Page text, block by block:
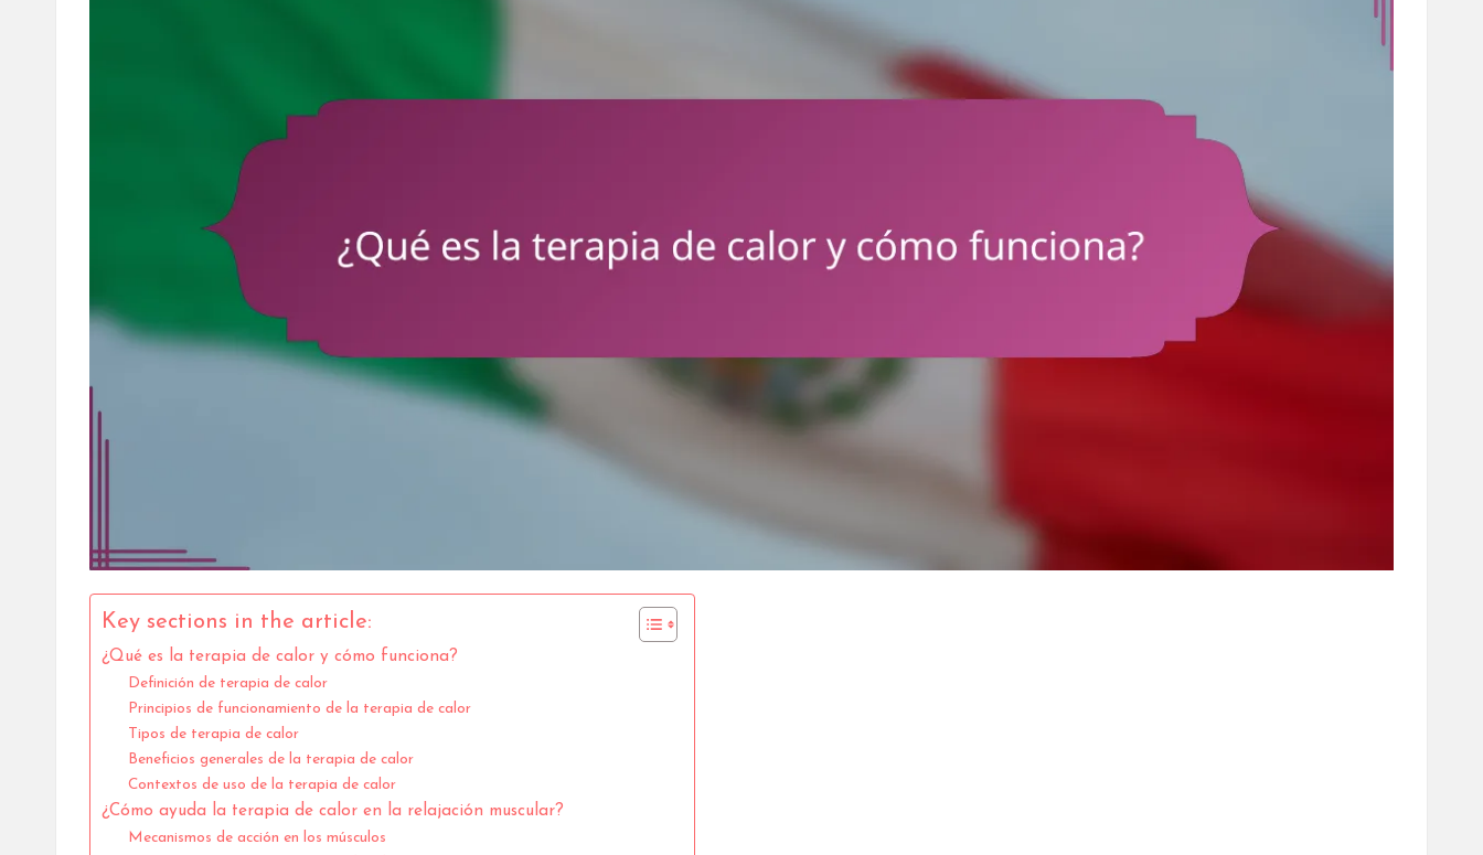
Key sections in the article:
¿Qué es la terapia de calor y cómo funciona?
Definición de terapia de calor
Principios de funcionamiento de la terapia de calor
Tipos de terapia de calor
Beneficios generales de la terapia de calor
Contextos de uso de la terapia de calor
¿Cómo ayuda la terapia de calor en la relajación muscular?
Mecanismos de acción en los músculos